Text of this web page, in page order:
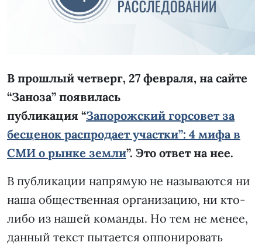
В прошлый четверг, 27 февраля, на сайте
“Заноза” появилась
публикация “Запорожский горсовет за
бесценок распродает участки”: 4 мифа в
СМИ о рынке земли”. Это ответ на нее.
В публикации напрямую не называются ни
наша общественная организацию, ни кто-
либо из нашей команды. Но тем не менее,
данный текст пытается оппонировать